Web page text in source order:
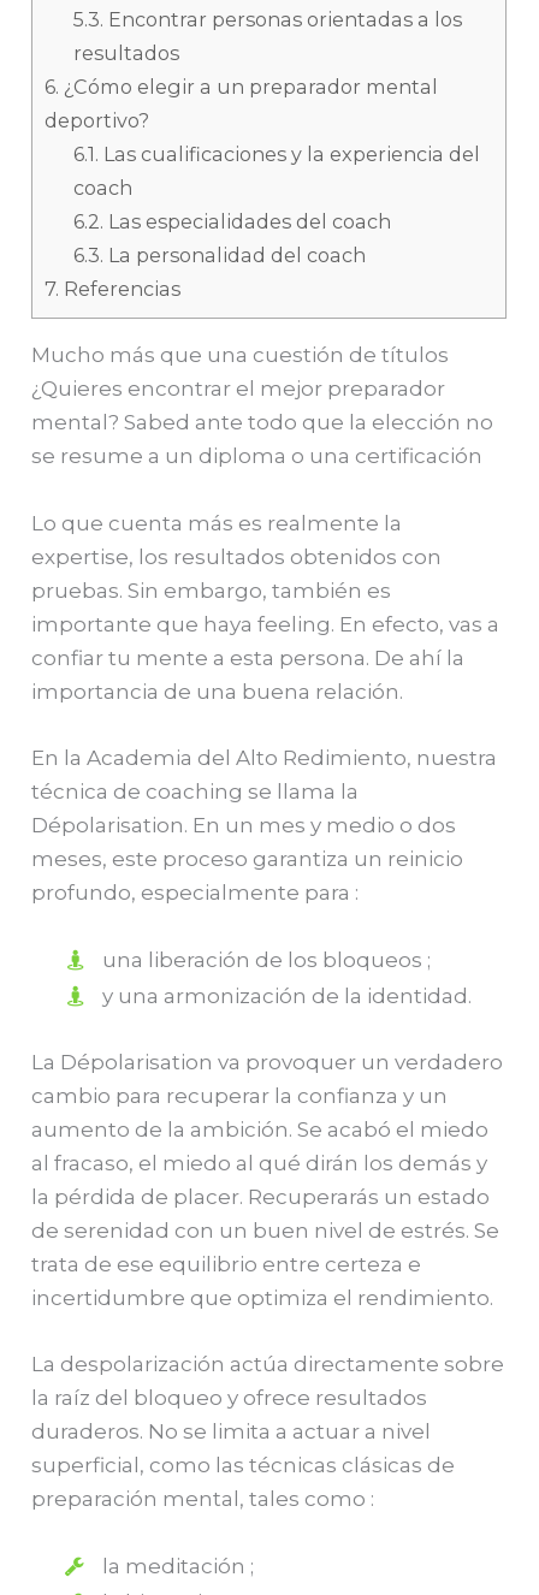
5.3. Encontrar personas orientadas a los
resultados
6. ¿Cómo elegir a un preparador mental
deportivo?
6.1. Las cualificaciones y la experiencia del
coach
6.2. Las especialidades del coach
6.3. La personalidad del coach
7. Referencias
Mucho más que una cuestión de títulos
¿Quieres encontrar el mejor preparador
mental? Sabed ante todo que la elección no
se resume a un diploma o una certificación
Lo que cuenta más es realmente la
expertise, los resultados obtenidos con
pruebas. Sin embargo, también es
importante que haya feeling. En efecto, vas a
confiar tu mente a esta persona. De ahí la
importancia de una buena relación.
En la Academia del Alto Redimiento, nuestra
técnica de coaching se llama la
Dépolarisation. En un mes y medio o dos
meses, este proceso garantiza un reinicio
profundo, especialmente para :
una liberación de los bloqueos ;
y una armonización de la identidad.
La Dépolarisation va provoquer un verdadero
cambio para recuperar la confianza y un
aumento de la ambición. Se acabó el miedo
al fracaso, el miedo al qué dirán los demás y
la pérdida de placer. Recuperarás un estado
de serenidad con un buen nivel de estrés. Se
trata de ese equilibrio entre certeza e
incertidumbre que optimiza el rendimiento.
La despolarización actúa directamente sobre
la raíz del bloqueo y ofrece resultados
duraderos. No se limita a actuar a nivel
superficial, como las técnicas clásicas de
preparación mental, tales como :
la meditación ;